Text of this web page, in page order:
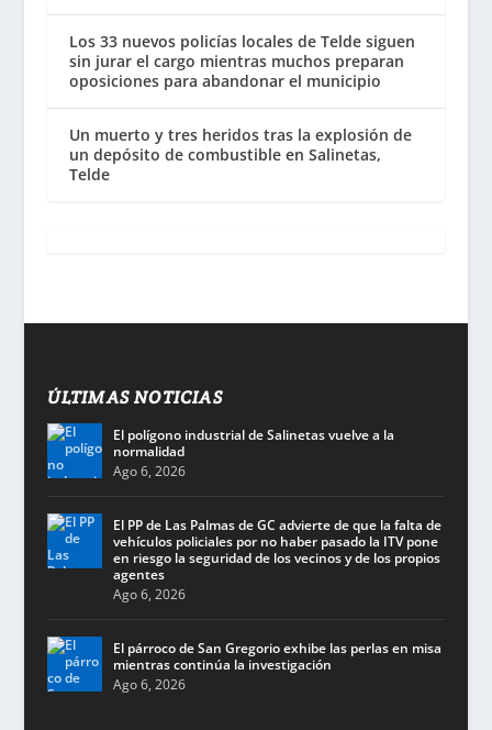
Los 33 nuevos policías locales de Telde siguen
sin jurar el cargo mientras muchos preparan
oposiciones para abandonar el municipio
Un muerto y tres heridos tras la explosión de
un depósito de combustible en Salinetas,
Telde
ÚLTIMAS NOTICIAS
El polígono industrial de Salinetas vuelve a la
normalidad
Ago 6, 2026
El PP de Las Palmas de GC advierte de que la falta de
vehículos policiales por no haber pasado la ITV pone
en riesgo la seguridad de los vecinos y de los propios
agentes
Ago 6, 2026
El párroco de San Gregorio exhibe las perlas en misa
mientras continúa la investigación
Ago 6, 2026